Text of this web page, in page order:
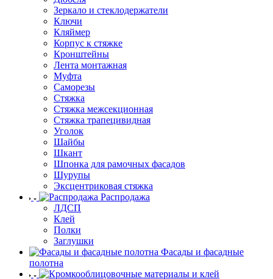
Зеркало и стеклодержатели
Ключи
Кляймер
Корпус к стяжке
Кронштейны
Лента монтажная
Муфта
Саморезы
Стяжка
Стяжка межсекционная
Стяжка трапецивидная
Уголок
Шайбы
Шкант
Шпонка для рамочных фасадов
Шурупы
Эксцентриковая стяжка
Распродажа
ЛДСП
Клей
Полки
Заглушки
Фасады и фасадные
полотна